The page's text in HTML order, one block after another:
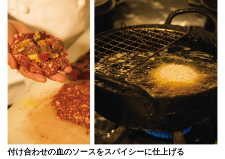
付け合わせの血のソースをスパイシーに仕上げる